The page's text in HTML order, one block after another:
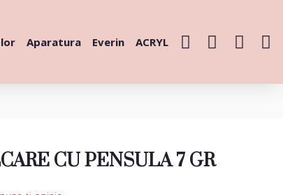
Aparatura Everin ACRYL
CU PENSULA 7 GR